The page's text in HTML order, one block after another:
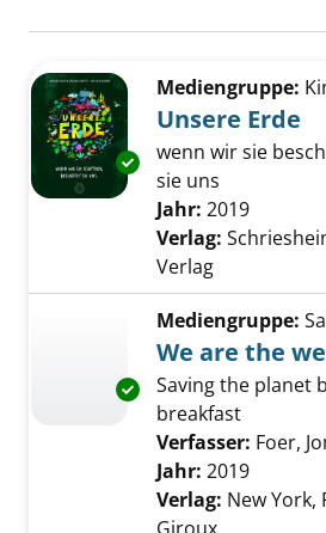
Zu den Suchfiltern springen
Exemplar-Details von
Mediengruppe:
Unsere Erde
wenn wir sie
sie uns
Suche nach
Jahr: 2019
Verlag:
Verlag
Exemplar-Details
Mediengruppe:
We are the
Saving the planet
breakfast
Verfasser: Foer,
Jahr: 2019
Verlag: New York,